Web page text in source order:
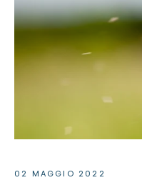
02 MAGGIO 2022